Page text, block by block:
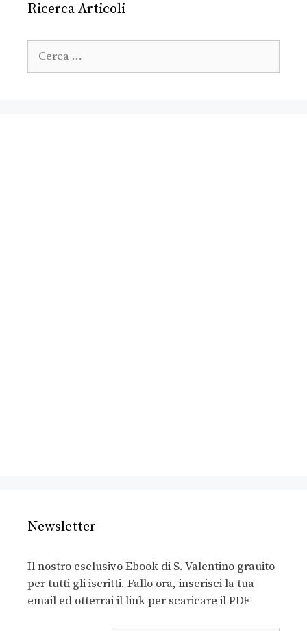
Ricerca Articoli
Newsletter
Il nostro esclusivo Ebook di S. Valentino grauito
per tutti gli iscritti. Fallo ora, inserisci la tua
email ed otterrai il link per scaricare il PDF